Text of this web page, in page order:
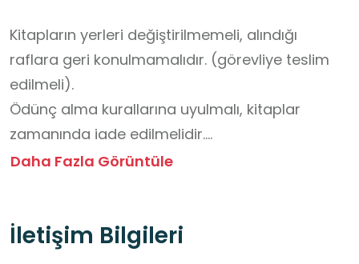
Kitapların yerleri değiştirilmemeli, alındığı
raflara geri konulmamalıdır. (görevliye teslim
edilmeli).
Ödünç alma kurallarına uyulmalı, kitaplar
zamanında iade edilmelidir.
Kütüphane sessiz bir çalışma alanıdır; aksine
alınan kitaplar görevlilere teslim edilmelidir.
Daha Fazla Görüntüle
İletişim Bilgileri